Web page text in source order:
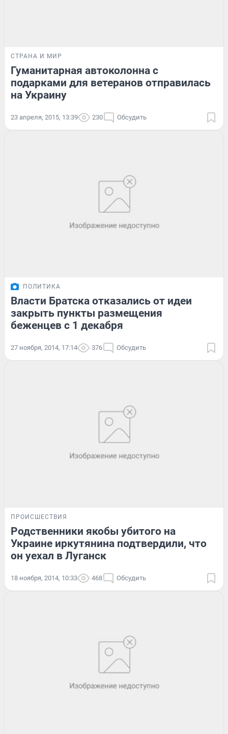
СТРАНА И МИР
Гуманитарная автоколонна с
подарками для ветеранов отправилась
на Украину
23 апреля, 2015, 13:39 230 Обсудить
ПОЛИТИКА
Власти Братска отказались от идеи
закрыть пункты размещения
беженцев с 1 декабря
27 ноября, 2014, 17:14 376 Обсудить
ПРОИСШЕСТВИЯ
Родственники якобы убитого на
Украине иркутянина подтвердили, что
он уехал в Луганск
18 ноября, 2014, 10:33 468 Обсудить